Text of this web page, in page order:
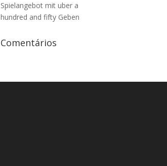
Spielangebot mit uber a
hundred and fifty Geben
Comentários